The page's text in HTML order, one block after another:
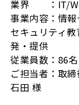
業界 ：IT/
事業内容：情
セキュリティ
発・提供
従業員数：86
ご担当者：取
石田 様